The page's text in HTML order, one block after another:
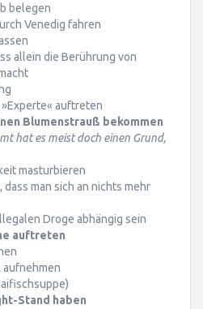
belegen
Venedig fahren
allein die Berührung von
»Experte« auftreten
Blumenstrauß bekommen
hat es meist doch einen Grund,
masturbieren
dass man sich an nichts mehr
Droge abhängig sein
auftreten
aufnehmen
Stand haben